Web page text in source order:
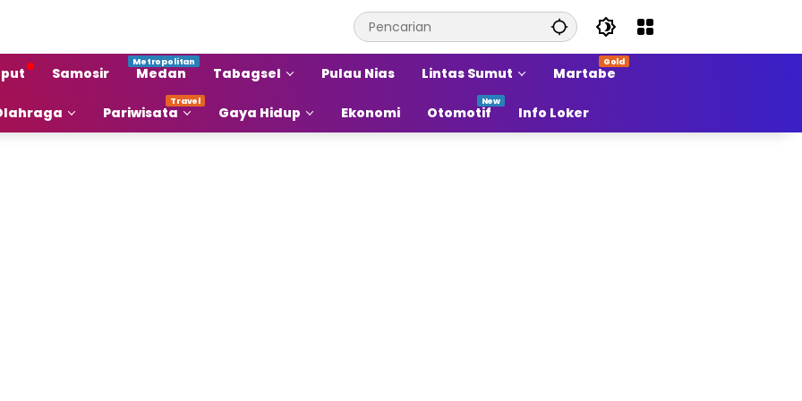
Samosir Medan Tabagsel Pulau Nias Lintas Sumut Martabe
Pariwisata Gaya Hidup Ekonomi Otomotif Info Loker